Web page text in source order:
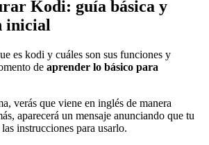
Kodi: guía básica y
inicial
es kodi y cuáles son sus funciones y
de aprender lo básico para
verás que viene en inglés de manera
aparecerá un mensaje anunciando que tu
instrucciones para usarlo.